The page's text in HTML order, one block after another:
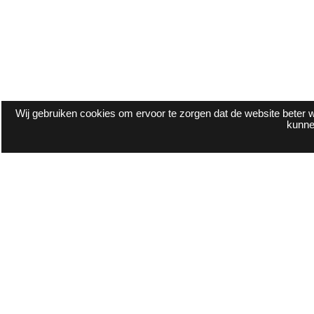
Wij gebruiken cookies om ervoor te zorgen dat de website